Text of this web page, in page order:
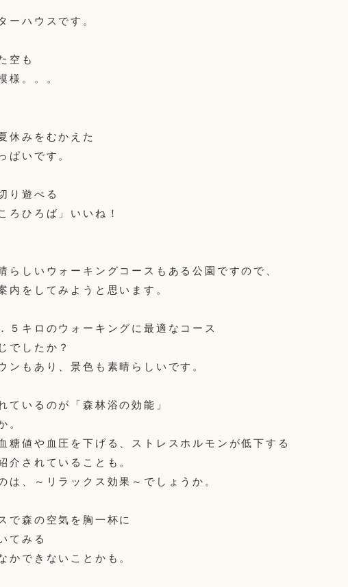
ーハウスです。
空も
様。。。
休みをむかえた
ぱいです。
り遊べる
ろひろば」いいね！
らしいウォーキングコースもある公園ですので、
内をしてみようと思います。
５キロのウォーキングに最適なコース
でしたか？
ンもあり、景色も素晴らしいです。
ているのが「森林浴の効能」
。
糖値や血圧を下げる、ストレスホルモンが低下する
介されていることも。
は、～リラックス効果～でしょうか。
で森の空気を胸一杯に
てみる
かできないことかも。